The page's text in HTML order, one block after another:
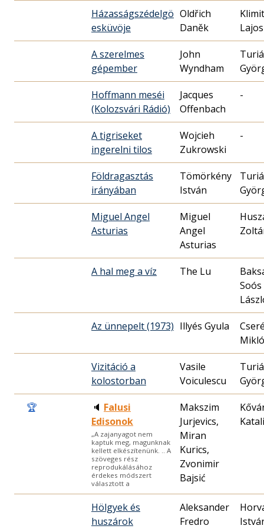
Házasságszédelgö
esküvöje
Oldřich
Daněk
Lajos
A szerelmes
gépember
John
Wyndham
Hoffmann meséi
(Kolozsvári Rádió)
Jacques
Offenbach
-
A tigriseket
ingerelni tilos
Wojcieh
Zukrowski
-
Földragasztás
irányában
Tömörkény
István
Miguel Angel
Asturias
Miguel
Angel
Asturias
A hal meg a víz The Lu
Soós
Az ünnepelt (1973) Illyés Gyula
Vizitáció a
kolostorban
Vasile
Voiculescu
🏆 🔈 Falusi
Edisonok
„A zajanyagot nem
kaptuk meg, magunknak
kellett elkészítenünk. .. A
szöveges rész
reprodukálásához
érdekes módszert
választott a
Makszim
Jurjevics,
Miran
Kurics,
Zvonimir
Bajsić
Hölgyek és
huszárok
Aleksander
Fredro